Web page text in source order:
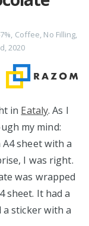
, Coffee, No Filling,
,2020
in Eataly. As I
my mind:
sheet with a
I was right.
was wrapped
sheet. It had a
sticker with a